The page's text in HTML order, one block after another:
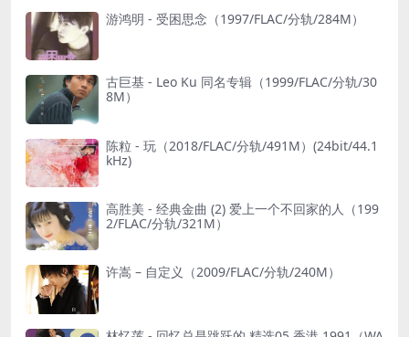
游鸿明 - 受困思念（1997/FLAC/分轨/284M）
古巨基 - Leo Ku 同名专辑（1999/FLAC/分轨/30
8M）
陈粒 - 玩（2018/FLAC/分轨/491M）(24bit/44.1
kHz)
高胜美 - 经典金曲 (2) 爱上一个不回家的人（199
2/FLAC/分轨/321M）
许嵩 – 自定义（2009/FLAC/分轨/240M）